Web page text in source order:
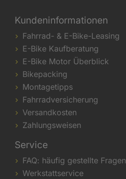
Kundeninformationen
Fahrrad- & E-Bike-Leasing
E-Bike Kaufberatung
E-Bike Motor Überblick
Bikepacking
Montagetipps
Fahrradversicherung
Versandkosten
Zahlungsweisen
Service
FAQ: häufig gestellte Fragen
Werkstattservice